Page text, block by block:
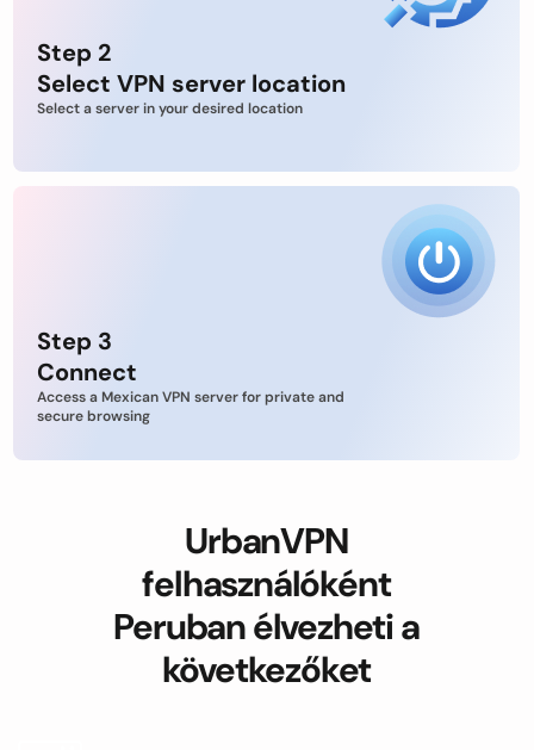
Step 2
Select VPN server location
Select a server in your desired location
Step 3
Connect
Access a Mexican VPN server for private and
secure browsing
UrbanVPN
felhasználóként
Peruban élvezheti a
következőket